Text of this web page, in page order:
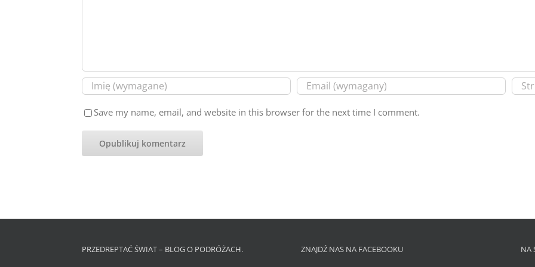
Save my name, email, and website in this browser for the next time I comment.
PRZEDREPTAĆ ŚWIAT – BLOG O PODRÓŻACH. ZNAJDŹ NAS NA FACEBOOKU NA